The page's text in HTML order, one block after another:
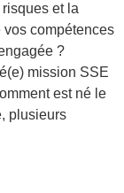
et la
vos compétences
?
mission SSE
est né le
plusieurs